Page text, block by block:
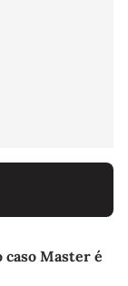
caso Master é